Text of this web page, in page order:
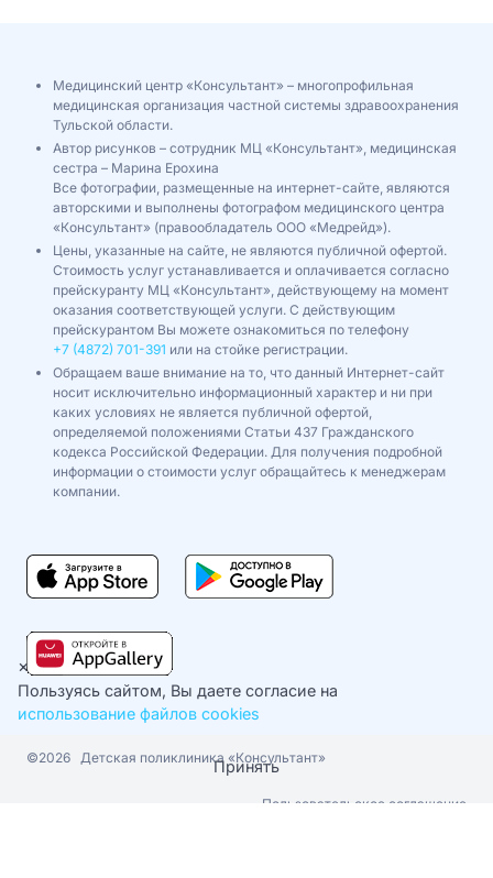
Медицинский центр «Консультант» – многопрофильная
медицинская организация частной системы здравоохранения
Тульской области.
Автор рисунков – сотрудник МЦ «Консультант», медицинская
сестра – Марина Ерохина
Все фотографии, размещенные на интернет-сайте, являются
авторскими и выполнены фотографом медицинского центра
«Консультант» (правообладатель ООО «Медрейд»).
Цены, указанные на сайте, не являются публичной офертой.
Стоимость услуг устанавливается и оплачивается согласно
прейскуранту МЦ «Консультант», действующему на момент
оказания соответствующей услуги. С действующим
прейскурантом Вы можете ознакомиться по телефону
+7 (4872) 701-391 или на стойке регистрации.
Обращаем ваше внимание на то, что данный Интернет-сайт
носит исключительно информационный характер и ни при
каких условиях не является публичной офертой,
определяемой положениями Статьи 437 Гражданского
кодекса Российской Федерации. Для получения подробной
информации о стоимости услуг обращайтесь к менеджерам
компании.
©2026 Детская поликлиника «Консультант»
Пользовательское соглашение
×
Пользуясь сайтом, Вы даете согласие на
использование файлов cookies
Принять